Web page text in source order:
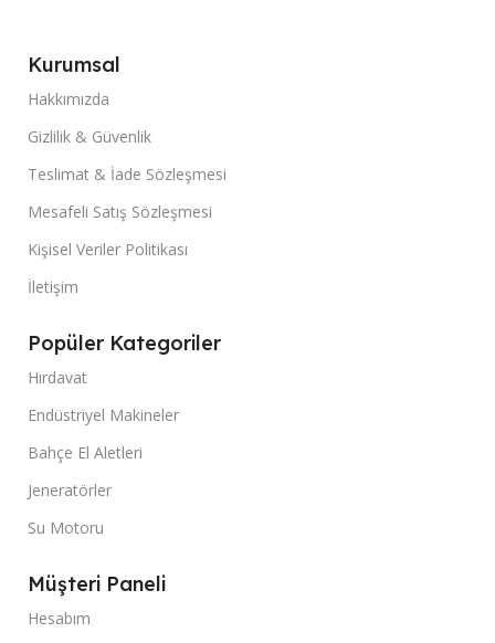
Kurumsal
Hakkımızda
Gizlilik & Güvenlik
Teslimat & İade Sözleşmesi
Mesafeli Satış Sözleşmesi
Kişisel Veriler Politikası
İletişim
Popüler Kategoriler
Hırdavat
Endüstriyel Makineler
Bahçe El Aletleri
Jeneratörler
Su Motoru
Müşteri Paneli
Hesabım